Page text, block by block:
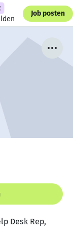
Job posten
Desk Rep,